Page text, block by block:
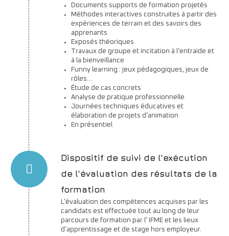
Documents supports de formation projetés
Méthodes interactives construites à partir des
expériences de terrain et des savoirs des
apprenants
Exposés théoriques
Travaux de groupe et incitation à l’entraide et
à la bienveillance
Funny learning : jeux pédagogiques, jeux de
rôles…
Étude de cas concrets
Analyse de pratique professionnelle
Journées techniques éducatives et
élaboration de projets d’animation
En présentiel
Dispositif de suivi de l'exécution
de l'évaluation des résultats de la
formation
L’évaluation des compétences acquises par les
candidats est effectuée tout au long de leur
parcours de formation par l’ IFME et les lieux
d’apprentissage et de stage hors employeur.